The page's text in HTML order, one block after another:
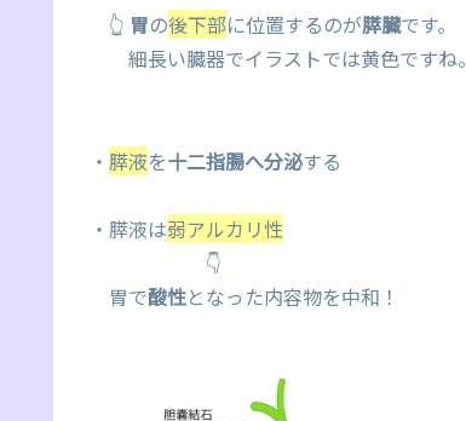
👆 胃の後下部に位置するのが膵臓です。
細長い臓器でイラストでは黄色ですね。
・ 膵液を十二指腸へ分泌する
・膵液は弱アルカリ性
👇
胃で酸性となった内容物を中和！